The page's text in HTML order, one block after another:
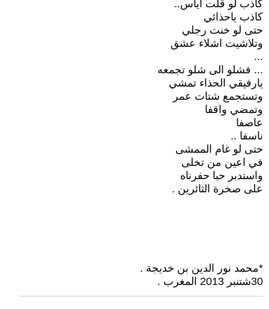
كاذب لو قلت اياس..
كاذب ياحذائي
حتى لو خنت رجلي
وتلاشيت اشلاء عشق
...
... فشلو الى شلو تجمعه
يارفيقي الحذاء تمشي
وتستجمع شتات عمر
وتمضي واقفا
عاصفا
ناسفا ..
حتى لو غام الممشى
في اعين من تخلى
واستدبر حبا حفرناه
على صخرة الثائرين .
*محمد نور الدين بن خديجة .
30شتنبر 2013 المغرب .